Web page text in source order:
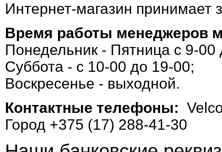
Интернет-магазин принимает
Время работы менеджеров
Понедельник - Пятница с 9-00
Суббота - с 10-00 до 19-00;
Воскресенье - выходной.
Контактные телефоны:
Город +375 (17) 288-41-30